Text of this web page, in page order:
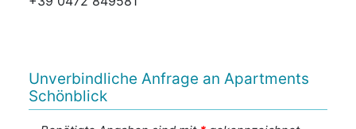
Unverbindliche Anfrage an Apartments
Schönblick